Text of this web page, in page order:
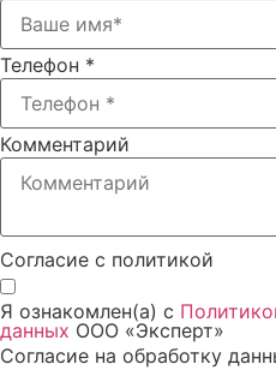
Телефон *
Комментарий
Согласие с политикой
Я ознакомлен(а) с
данных ООО «Эксперт»
Согласие на обработку